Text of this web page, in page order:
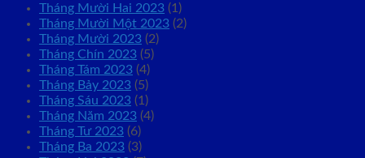
Tháng Mười Hai 2023 (1)
Tháng Mười Một 2023 (2)
Tháng Mười 2023 (2)
Tháng Chín 2023 (5)
Tháng Tám 2023 (4)
Tháng Bảy 2023 (5)
Tháng Sáu 2023 (1)
Tháng Năm 2023 (4)
Tháng Tư 2023 (6)
Tháng Ba 2023 (3)